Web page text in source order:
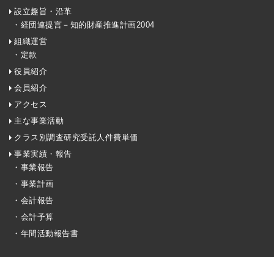
設立趣旨・沿革
・経団連提言－知的財産推進計画2004
組織運営
・定款
役員紹介
会員紹介
アクセス
主な事業活動
クラス別調査研究受託人件費単価
事業実績・報告
・事業報告
・事業計画
・会計報告
・会計予算
・年間活動報告書